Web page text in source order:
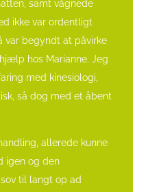
samt vågnede
ikke var ordentligt
var begyndt at påvirke
hos Marianne. Jeg
med kinesiologi,
så dog med et åbent
allerede kunne
igen og den
til langt op ad